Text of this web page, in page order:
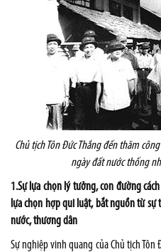
Chủ tịch Tôn Đức Thắng đến thăm
ngày đất nước thống
1.Sự lựa chọn lý tưởng, con đường
lựa chọn hợp qui luật, bắt nguồn từ
nước, thương dân
Sự nghiệp vinh quang của Chủ tịch